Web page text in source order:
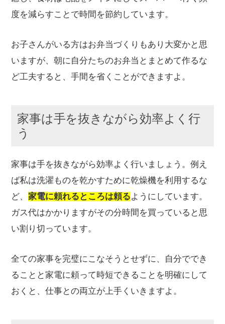
度を減らすことで時間を節約しています。
お子さんがいる方はお弁当づくりもあり大変かと思
いますが、朝に自分たちのお弁当とまとめて作るな
ど工夫すると、手間を省くことができますよ。
家事は手を抜きながら効率よく行
う
家事は手を抜きながら効率よく行いましょう。例え
ば私は洗濯ものを乾かすために乾燥機を利用するな
ど、家電に頼れるところは頼るようにしています。
ガス代はかかりますがその分時間を買っていると思
い割り切っています。
全ての家事を完璧にこなそうとせずに、自分ででき
ることと家電に頼って時短できることを明確にして
おくと、仕事との両立が上手くいきますよ。